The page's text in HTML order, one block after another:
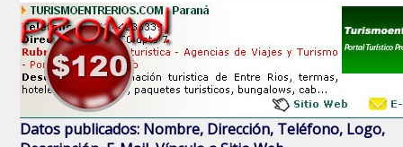
Datos publicados: Nombre, Dirección, Teléfono, Logo,